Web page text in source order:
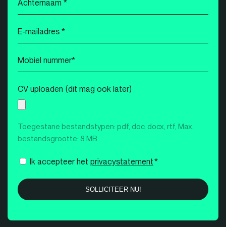
*
E-
mailadres
*
Mobiel
nummer
*
CV uploaden (dit mag ook later)
Toegestane bestandstypen: pdf, doc, docx, rtf, Max.
bestandsgrootte: 8 MB.
Instemming
Ik accepteer het privacystatement*